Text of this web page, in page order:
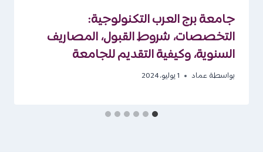
جامعة برج العرب التكنولوجية:
التخصصات، شروط القبول، المصاريف
السنوية، وكيفية التقديم للجامعة
بواسطة عماد 1 يوليو، 2024